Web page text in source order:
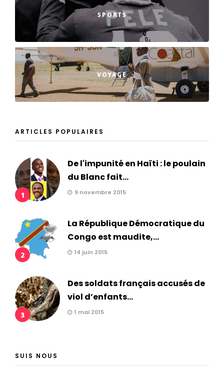
SPORTS
VOYAGE
ARTICLES POPULAIRES
1
De l'impunité en Haïti : le poulain
du Blanc fait...
9 novembre 2015
2
La République Démocratique du
Congo est maudite,...
14 juin 2015
3
Des soldats français accusés de
viol d’enfants...
1 mai 2015
SUIS NOUS